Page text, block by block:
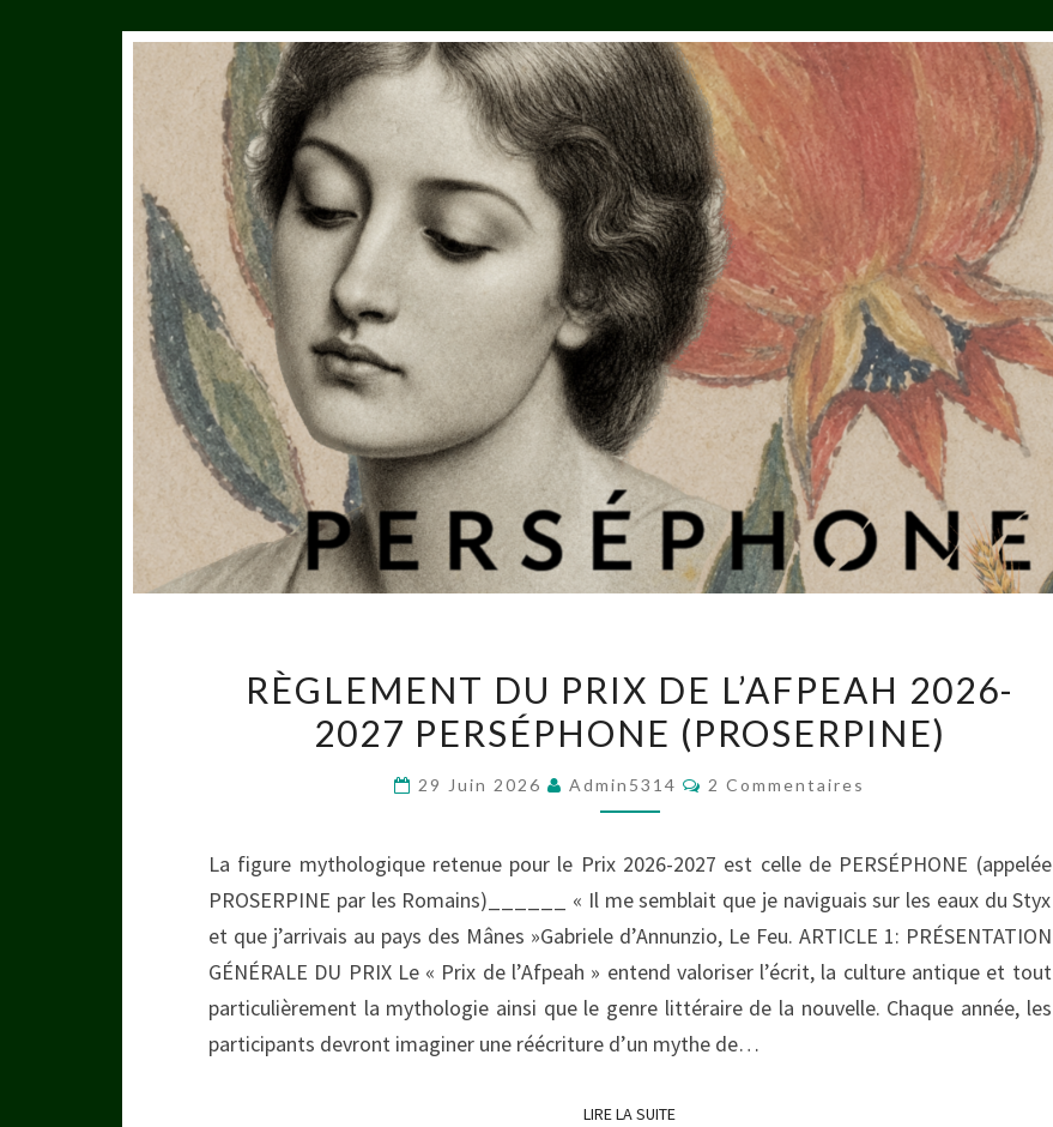
DU
PRIX
L’AFPEAH
2027
PERSÉPHONE
(PROSERPINE)
RÈGLEMENT DU PRIX DE L’AFPEAH 2026-
2027 PERSÉPHONE (PROSERPINE)
29 Juin 2026 Admin5314 Commentaires
2 Commentaires
La figure mythologique retenue pour le Prix 2026-2027 est celle de PERSÉPHONE (appelée
PROSERPINE par les Romains)______ « Il me semblait que je naviguais sur les eaux du Styx
et que j’arrivais au pays des Mânes »Gabriele d’Annunzio, Le Feu. ARTICLE 1: PRÉSENTATION
GÉNÉRALE DU PRIX Le « Prix de l’Afpeah » entend valoriser l’écrit, la culture antique et tout
particulièrement la mythologie ainsi que le genre littéraire de la nouvelle. Chaque année, les
participants devront imaginer une réécriture d’un mythe de…
LIRE LA SUITELIRE LA SUITE